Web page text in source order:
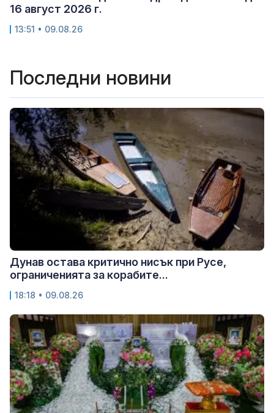
16 август 2026 г.
13:51 • 09.08.26
Последни новини
Дунав остава критично нисък при Русе,
ограниченията за корабите...
18:18 • 09.08.26